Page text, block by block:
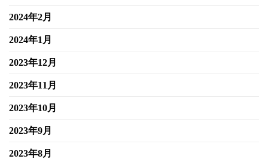
2024年2月
2024年1月
2023年12月
2023年11月
2023年10月
2023年9月
2023年8月